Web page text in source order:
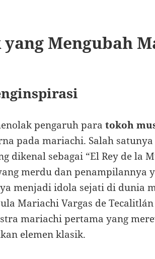
Mengubah
pengaruh paratokoh
pada mariachi. Salah
dikenal sebagai “El Rey de la
merdu dan penampilannya
menjadi idola sejati di dunia
Mariachi Vargas de
mariachi pertama yang
elemen klasik.